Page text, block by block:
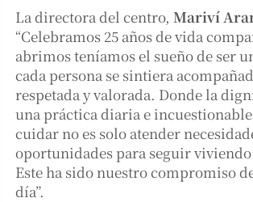
La directora del centro, Mariví
“Celebramos 25 años de vida
abrimos teníamos el sueño de ser
cada persona se sintiera
respetada y valorada. Donde la
una práctica diaria e
cuidar no es solo atender
oportunidades para seguir
Este ha sido nuestro compromiso
día”.